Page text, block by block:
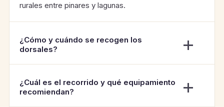
rurales entre pinares y lagunas.
¿Cómo y cuándo se recogen los
dorsales?
¿Cuál es el recorrido y qué equipamiento
recomiendan?